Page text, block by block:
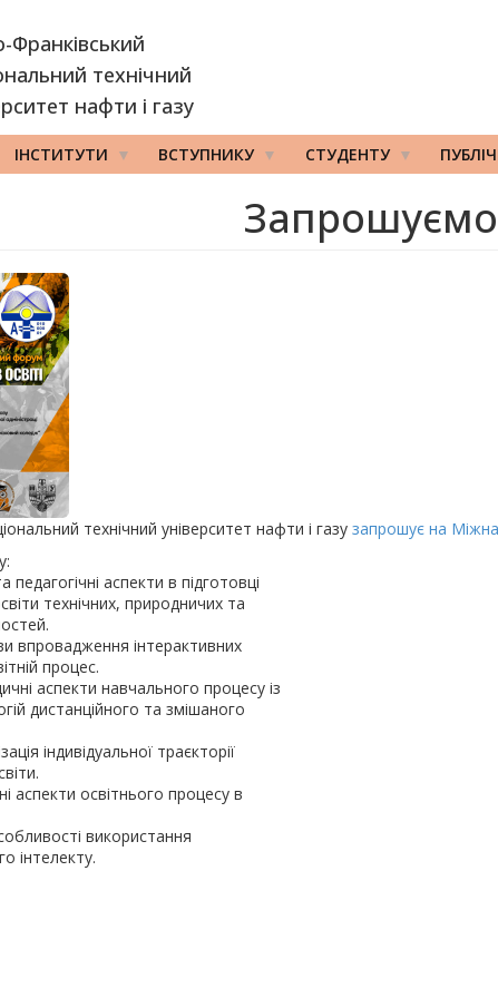
Франківський
технічний
нафти і газу
ІНСТИТУТИ ВСТУПНИКУ СТУДЕНТУ
технічний університет нафти і газу запрошує на
педагогічні аспекти в підготовці
технічних, природничих та
впровадження інтерактивних
процес.
аспекти навчального процесу із
дистанційного та змішаного
індивідуальної траєкторії
аспекти освітнього процесу в
використання
інтелекту.